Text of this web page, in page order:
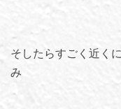
そしたらすごく近く
み